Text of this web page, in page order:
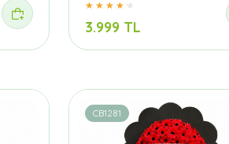
3.999 TL
CB1281